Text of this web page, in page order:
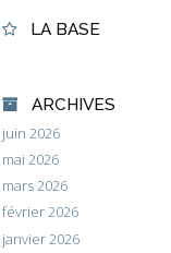
LA BASE
ARCHIVES
juin 2026
mai 2026
mars 2026
février 2026
janvier 2026